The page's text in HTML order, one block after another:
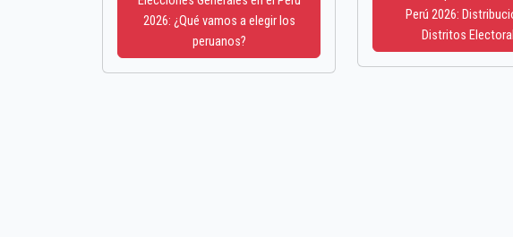
2026: ¿Qué vamos a elegir los
peruanos?
Perú 2026:
Distritos